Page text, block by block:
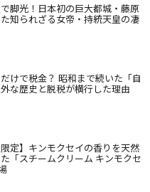
脚光！日本初の巨大都城・藤原
知られざる女帝・持統天皇の凄
けで税金？ 昭和まで続いた「自
な歴史と脱税が横行した理由
限定】キンモクセイの香りを天然
「スチームクリーム キンモクセ